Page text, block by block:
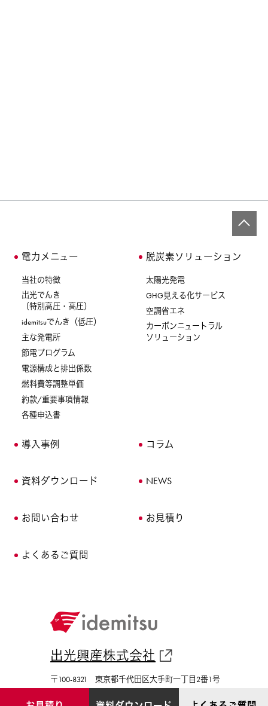
電力メニュー
当社の特徴
出光でんき
（特別高圧・高圧）
idemitsuでんき（低圧）
主な発電所
節電プログラム
電源構成と排出係数
燃料費等調整単価
約款/重要事項情報
各種申込書
脱炭素ソリューション
太陽光発電
GHG見える化サービス
空調省エネ
カーボンニュートラル
ソリューション
導入事例 コラム
資料ダウンロード NEWS
お問い合わせ お見積り
よくあるご質問
出光興産株式会社
〒100-8321 東京都千代田区大手町一丁目2番1号